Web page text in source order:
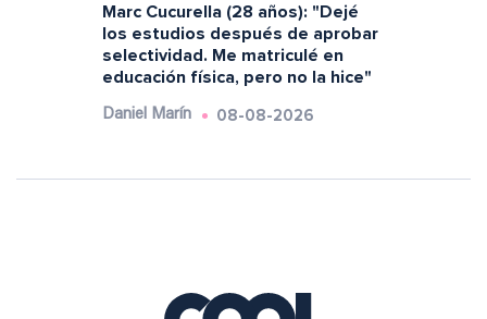
Marc Cucurella (28 años): "Dejé
los estudios después de aprobar
selectividad. Me matriculé en
educación física, pero no la hice"
Daniel Marín 08-08-2026